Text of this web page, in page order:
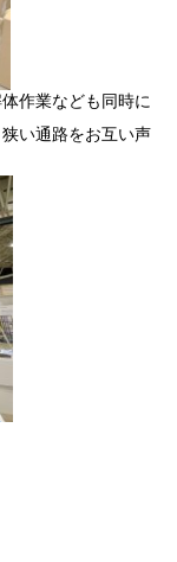
作業なども同時に
い通路をお互い声